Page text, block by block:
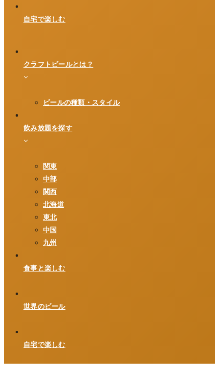
自宅で楽しむ
クラフトビールとは？
ビールの種類・スタイル
飲み放題を探す
関東
中部
関西
北海道
東北
中国
九州
食事と楽しむ
世界のビール
自宅で楽しむ